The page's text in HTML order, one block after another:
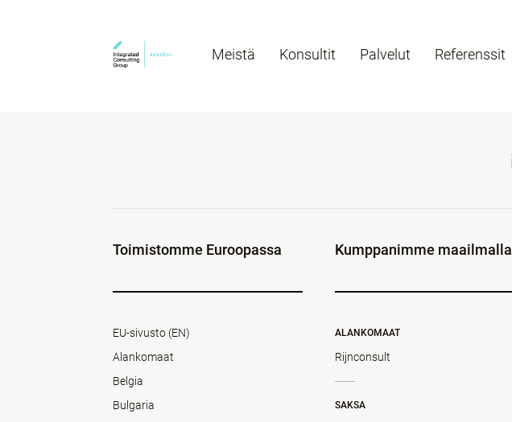
Meistä Konsultit Palvelut Referenssit
Toimistomme Euroopassa
EU-sivusto (EN)
Alankomaat
Belgia
Bulgaria
Kumppanimme maailmalla
ALANKOMAAT
Rijnconsult
SAKSA